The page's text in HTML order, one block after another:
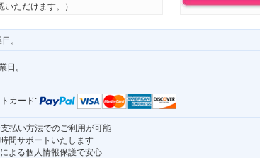
いただけます。）
。
日。
カード:
払い方法でのご利用が可能
間サポートいたします
よる個人情報保護で安心